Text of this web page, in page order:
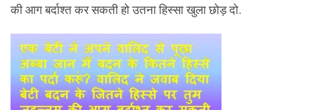
की आग बर्दाश्त कर सकती हो उतना हिस्सा खुला छोड़ दो.